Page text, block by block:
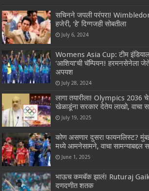
सचिनने जपली परंपरा!
हजेरी, ‘हे’ दिग्गजही सोबतीला
July 6, 2024
Womens Asia Cup: टीम
‘आशिया’ची चॅम्पियन! हरमनसेनेला
अपयश
July 28, 2024
लागा तयारीला! Olympics 2036 चे
खेळाडूंना सरकार देतेय लाखो, वाचा
July 19, 2025
कोण असणार दुसरा फायनलिस्ट?
मध्ये आमनेसामने, वाचा सामन्याबद्दल
June 1, 2025
भाऊच कमबॅक झालं! Ruturaj
दणदणीत शतक